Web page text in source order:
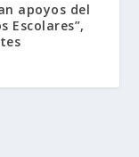
apoyos del
Escolares”,